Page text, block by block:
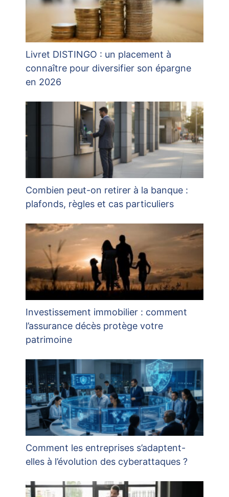
Livret DISTINGO : un placement à
connaître pour diversifier son épargne
en 2026
Combien peut-on retirer à la banque :
plafonds, règles et cas particuliers
Investissement immobilier : comment
l’assurance décès protège votre
patrimoine
Comment les entreprises s’adaptent-
elles à l’évolution des cyberattaques ?